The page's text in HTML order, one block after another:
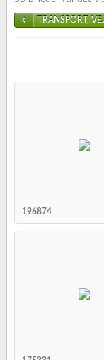
TRANSPORT,
196874